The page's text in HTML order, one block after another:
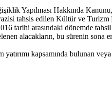
Yapılması Hakkında Kanunu,
tahsis edilen Kültür ve Turizm
tarihi arasındaki dönemde
alacakların, bu sürenin sona
kapsamında bulunan veya